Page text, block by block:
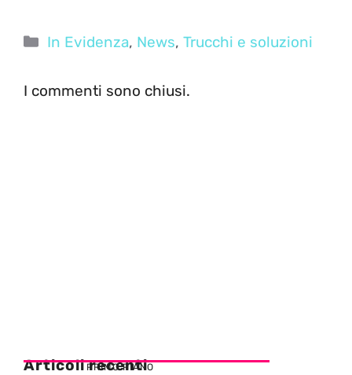
Categorie
In Evidenza, News,Trucchi e soluzioni
I commenti sono chiusi.
Articoli recenti
PRIMO PIANO